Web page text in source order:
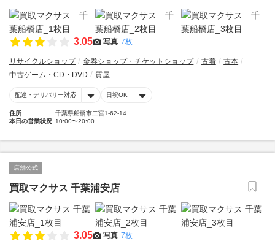
3.05 写真 7枚
リサイクルショップ 金券ショップ・チケットショップ 古着
古本
中古ゲーム・CD・DVD
質屋
配達・デリバリー対応 日祝OK
住所
千葉県船橋市二宮1-62-14
本日の営業状況 10:00〜20:00
店舗公式
買取マクサス 千葉浦安店
3.05 写真 7枚